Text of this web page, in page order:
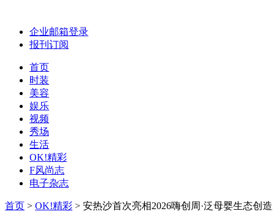
企业邮箱登录
报刊订阅
首页
时装
美容
娱乐
视频
秀场
生活
OK!精彩
F风尚志
电子杂志
首页 > OK!精彩 > 安热沙首次亮相2026嗨创周·泛母婴生态创